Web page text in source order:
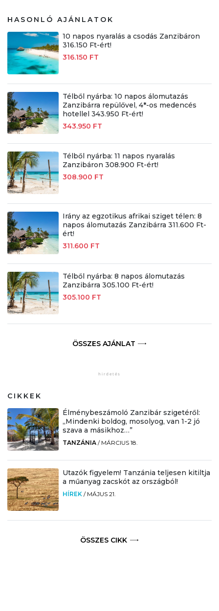
HASONLÓ AJÁNLATOK
10 napos nyaralás a csodás Zanzibáron
316.150 Ft-ért!
316.150 FT
Télből nyárba: 10 napos álomutazás
Zanzibárra repülővel, 4*-os medencés
hotellel 343.950 Ft-ért!
343.950 FT
Télből nyárba: 11 napos nyaralás
Zanzibáron 308.900 Ft-ért!
308.900 FT
Irány az egzotikus afrikai sziget télen: 8
napos álomutazás Zanzibárra 311.600 Ft-
ért!
311.600 FT
Télből nyárba: 8 napos álomutazás
Zanzibárra 305.100 Ft-ért!
305.100 FT
ÖSSZES AJÁNLAT
CIKKEK
Élménybeszámoló Zanzibár szigetéről:
„Mindenki boldog, mosolyog, van 1-2 jó
szava a másikhoz…”
TANZÁNIA / MÁRCIUS 18.
Utazók figyelem! Tanzánia teljesen kitiltja
a műanyag zacskót az országból!
HÍREK / MÁJUS 21.
ÖSSZES CIKK